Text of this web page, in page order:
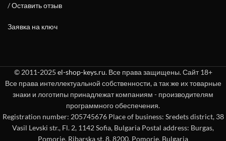
/Оставить отзыв
Заявка на ключ
© 2011-2025 el-shop-keys.ru. Все права защищены. Сайт 18+
Все права интеллектуальной собственности, а так же их товарные
знаки и логотипы принадлежат компаниям - производителям
программного обеспечения.
Registration number: 205745676 Place of business: Sredets district, 38
Vasil Levski str., Fl. 2, 1142 Sofia, Bulgaria Postal address: Burgas,
Pomorie, Ribarska st. 8, 8200, Pomorie, Bulgaria